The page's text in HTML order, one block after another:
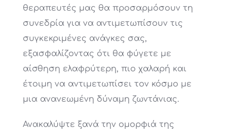
θεραπευτές μας θα προσαρμόσουν τη
συνεδρία για να αντιμετωπίσουν τις
συγκεκριμένες ανάγκες σας,
εξασφαλίζοντας ότι θα φύγετε με
αίσθηση ελαφρύτερη, πιο χαλαρή και
έτοιμη να αντιμετωπίσει τον κόσμο με
μια ανανεωμένη δύναμη ζωντάνιας.
Ανακαλύψτε ξανά την ομορφιά της